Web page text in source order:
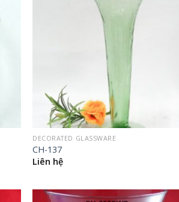
DECORATED GLASSWARE
CH-137
Liên hệ